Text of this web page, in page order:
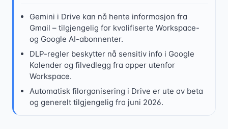
Gemini i Drive kan nå hente informasjon fra
Gmail – tilgjengelig for kvalifiserte Workspace-
og Google AI-abonnenter.
DLP-regler beskytter nå sensitiv info i Google
Kalender og filvedlegg fra apper utenfor
Workspace.
Automatisk filorganisering i Drive er ute av beta
og generelt tilgjengelig fra juni 2026.